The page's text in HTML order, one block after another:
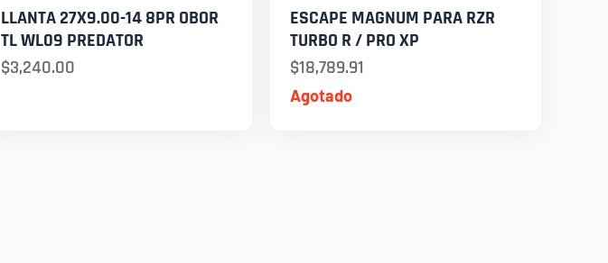
LLANTA 27X9.00-14 8PR OBOR
TL WL09 PREDATOR
$3,240.00
Agotado
ESCAPE MAGNUM PARA RZR
TURBO R / PRO XP
$18,789.91